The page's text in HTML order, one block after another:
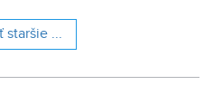
staršie ...